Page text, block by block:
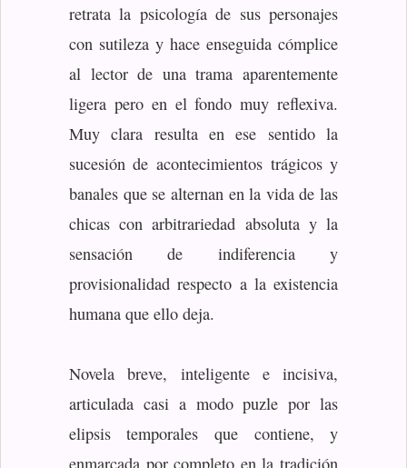
retrata la psicología de sus personajes
con sutileza y hace enseguida cómplice
al lector de una trama aparentemente
ligera pero en el fondo muy reflexiva.
Muy clara resulta en ese sentido la
sucesión de acontecimientos trágicos y
banales que se alternan en la vida de las
chicas con arbitrariedad absoluta y la
sensación de indiferencia y
provisionalidad respecto a la existencia
humana que ello deja.
Novela breve, inteligente e incisiva,
articulada casi a modo puzle por las
elipsis temporales que contiene, y
enmarcada por completo en la tradición